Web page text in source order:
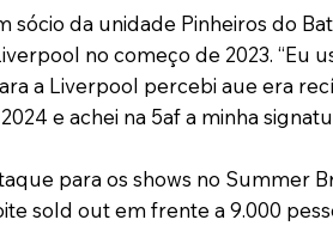
da unidade Pinheiros do
no começo de 2023. “Eu
a Liverpool percebi aue era
e achei na 5af a minha
para os shows no Summer
sold out em frente a 9.000